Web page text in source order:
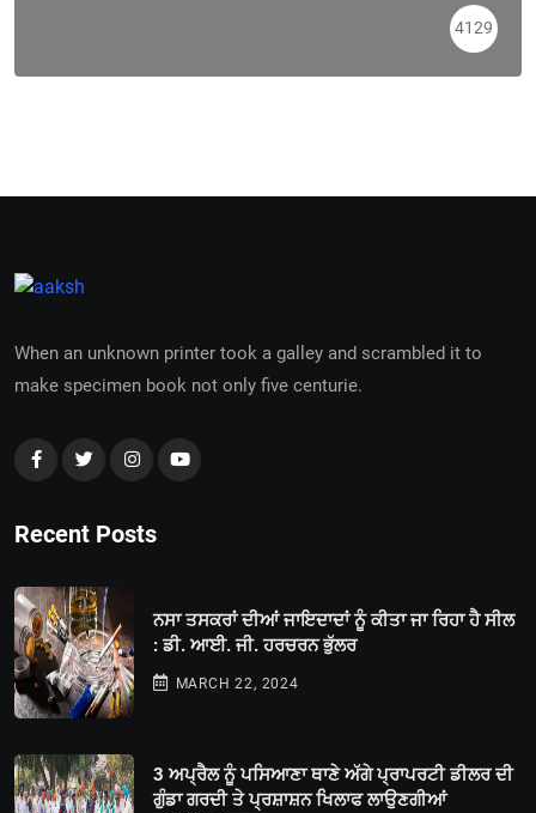
4129
When an unknown printer took a galley and scrambled it to
make specimen book not only five centurie.
Recent Posts
ਨਸਾ ਤਸਕਰਾਂ ਦੀਆਂ ਜਾਇਦਾਦਾਂ ਨੂੰ ਕੀਤਾ ਜਾ ਰਿਹਾ ਹੈ ਸੀਲ
: ਡੀ. ਆਈ. ਜੀ. ਹਰਚਰਨ ਭੁੱਲਰ
MARCH 22, 2024
3 ਅਪ੍ਰੈਲ ਨੂੰ ਪਸਿਆਣਾ ਥਾਣੇ ਅੱਗੇ ਪ੍ਰਾਪਰਟੀ ਡੀਲਰ ਦੀ
ਗੁੰਡਾ ਗਰਦੀ ਤੇ ਪ੍ਰਸ਼ਾਸ਼ਨ ਖਿਲਾਫ ਲਾਉਣਗੀਆਂ